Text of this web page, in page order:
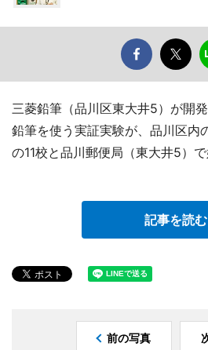
三菱鉛筆（品川区東大井5）が開
鉛筆を使う実証実験が、品川区内
の11校と品川郵便局（東大井5）で
記事を読む
前の写真